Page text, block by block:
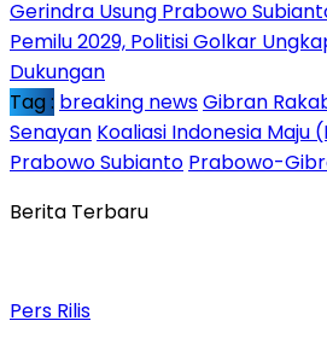
Gerindra Usung Prabowo
Pemilu 2029, Politisi Golkar
Dukungan
Tag : breaking newsGibran
Senayan Koaliasi Indonesia Maju
Prabowo Subianto Prabowo-
Berita Terbaru
Pers Rilis